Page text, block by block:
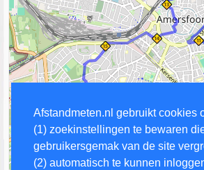
Afstandmeten.nl gebruikt cookies
(1) zoekinstellingen te bewaren
gebruikersgemak van de site
(2) automatisch te kunnen